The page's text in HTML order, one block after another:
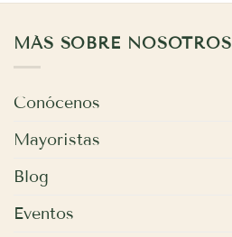
MÁS SOBRE NOSOTROS
Conócenos
Mayoristas
Blog
Eventos